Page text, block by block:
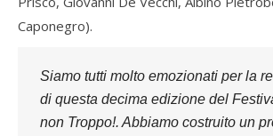
Caponegro).
Siamo tutti molto emozionati per la
di questa decima edizione del
non Troppo!. Abbiamo costruito un